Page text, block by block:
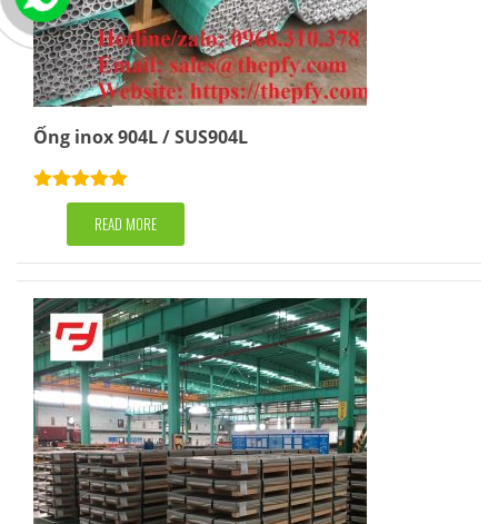
Ống inox 904L / SUS904L
Rated5.00
out of 5READ MORE